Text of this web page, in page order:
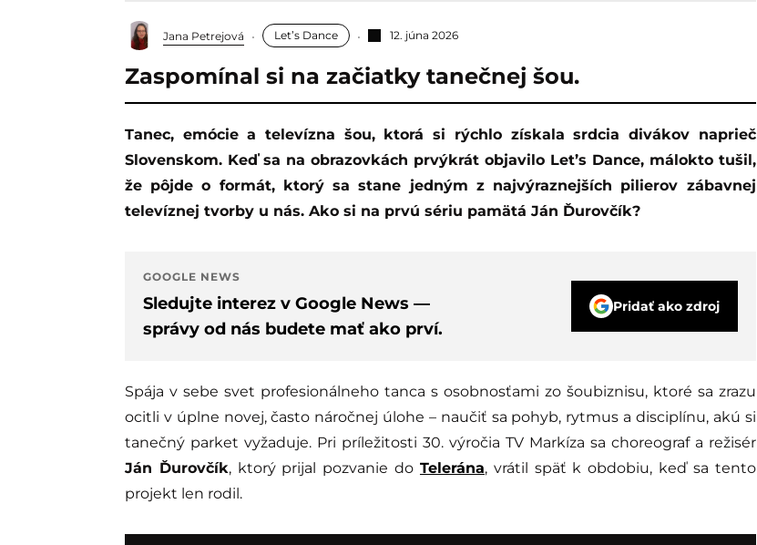
Jana Petrejová Let’s Dance 12. júna 2026
Zaspomínal si na začiatky tanečnej šou.
Tanec, emócie a televízna šou, ktorá si rýchlo získala srdcia divákov naprieč
Slovenskom. Keď sa na obrazovkách prvýkrát objavilo Let’s Dance, málokto tušil,
že pôjde o formát, ktorý sa stane jedným z najvýraznejších pilierov zábavnej
televíznej tvorby u nás. Ako si na prvú sériu pamätá Ján Ďurovčík?
GOOGLE NEWS
Sledujte interez v Google News —
správy od nás budete mať ako prví.
Pridať ako zdroj
Spája v sebe svet profesionálneho tanca s osobnosťami zo šoubiznisu, ktoré sa zrazu
ocitli v úplne novej, často náročnej úlohe – naučiť sa pohyb, rytmus a disciplínu, akú si
tanečný parket vyžaduje. Pri príležitosti 30. výročia TV Markíza sa choreograf a režisér
Ján Ďurovčík, ktorý prijal pozvanie do Telerána, vrátil späť k obdobiu, keď sa tento
projekt len rodil.